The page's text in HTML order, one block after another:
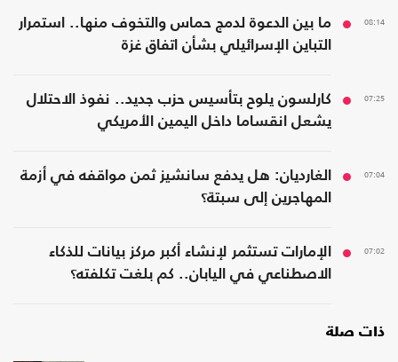
08:14
ما بين الدعوة لدمج حماس والتخوف منها.. استمرار
التباين الإسرائيلي بشأن اتفاق غزة
07:25
كارلسون يلوح بتأسيس حزب جديد.. نفوذ الاحتلال
يشعل انقساما داخل اليمين الأمريكي
07:04
الغارديان: هل يدفع سانشيز ثمن مواقفه في أزمة
المهاجرين إلى سبتة؟
07:02
الإمارات تستثمر لإنشاء أكبر مركز بيانات للذكاء
الاصطناعي في اليابان.. كم بلغت تكلفته؟
ذات صلة